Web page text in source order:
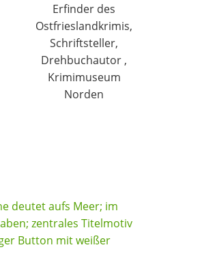
Erfinder des
Ostfrieslandkrimis,
Schriftsteller,
Drehbuchautor ,
Krimimuseum
Norden